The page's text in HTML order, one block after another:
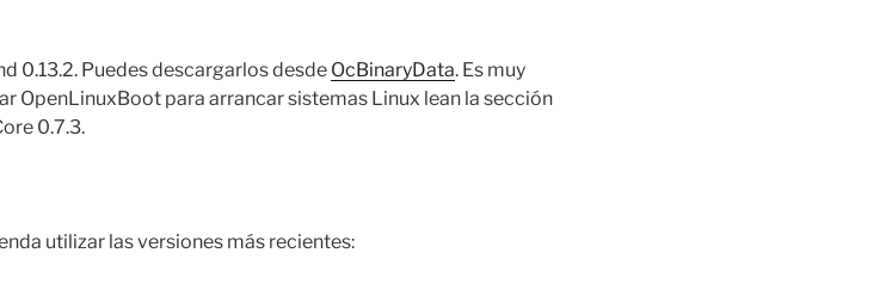
0.13.2. Puedes descargarlos desde OcBinaryData. Es muy
OpenLinuxBoot para arrancar sistemas Linux lean la sección
0.7.3.
utilizar las versiones más recientes: